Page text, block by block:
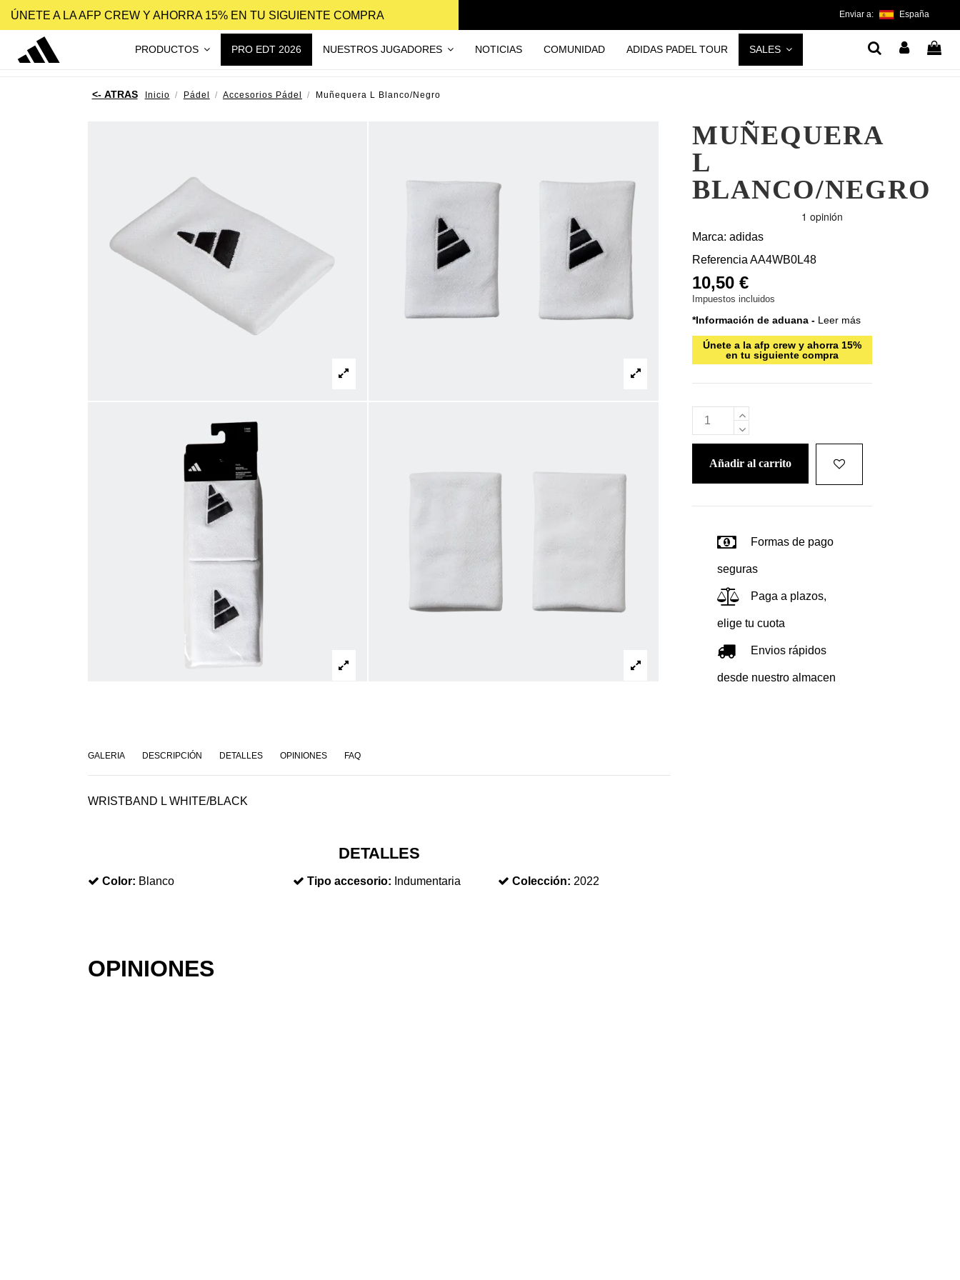
ÚNETE A LA AFP CREW Y AHORRA 15% EN TU SIGUIENTE COMPRA Enviar a: España
PRODUCTOS PRO EDT 2026 NUESTROS JUGADORES NOTICIAS COMUNIDAD ADIDAS PADEL TOUR SALES
Inicio Pádel Accesorios Pádel Muñequera L Blanco/Negro
GALERIA DESCRIPCIÓN DETALLES OPINIONES FAQ
WRISTBAND L WHITE/BLACK
DETALLES
Color: Blanco Tipo accesorio: Indumentaria Colección: 2022
OPINIONES
MUÑEQUERA
L
BLANCO/NEGRO
Marca: adidas
Referencia AA4WB0L48
10,50 €
Impuestos incluidos
*Información de aduana - Leer más
Únete a la afp crew y ahorra 15%
en tu siguiente compra
añadir al carrito
Formas de pago
seguras
Paga a plazos,
elige tu cuota
Envios rápidos
desde nuestro almacen